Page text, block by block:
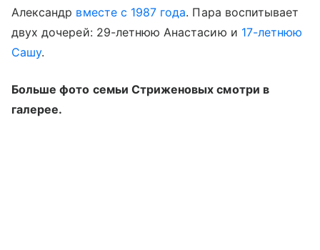
Александр вместе с 1987 года. Пара воспитывает
двух дочерей: 29-летнюю Анастасию и 17-летнюю
Сашу.
Больше фото семьи Стриженовых смотри в
галерее.